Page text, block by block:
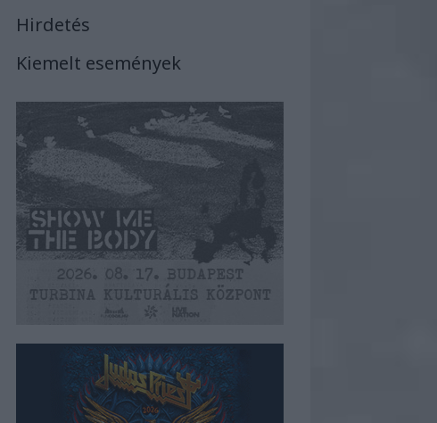
Hirdetés
Kiemelt események